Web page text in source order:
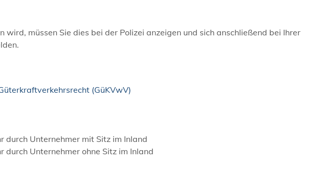
wird, müssen Sie dies bei der Polizei anzeigen und sich anschließend bei Ihrer
(GüKVwV)
durch Unternehmer mit Sitz im Inland
durch Unternehmer ohne Sitz im Inland